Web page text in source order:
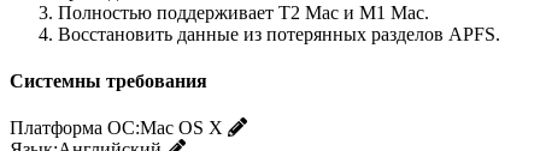
Полностью поддерживает T2 Mac и M1 Mac.
Восстановить данные из потерянных разделов APFS.
Системны требования
Платформа ОС:Mac OS X